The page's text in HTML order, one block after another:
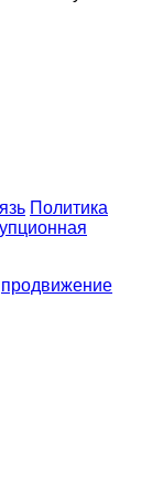
Политика
продвижение